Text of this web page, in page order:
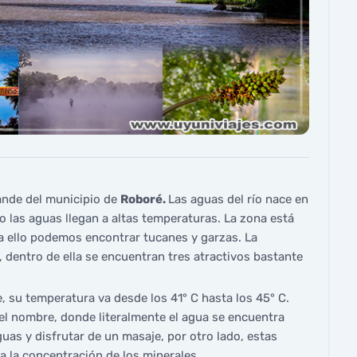
del municipio de Roboré. Las aguas del río nace en
aguas llegan a altas temperaturas. La zona está
ello podemos encontrar tucanes y garzas. La
de ella se encuentran tres atractivos bastante
temperatura va desde los 41° C hasta los 45° C.
nombre, donde literalmente el agua se encuentra
y disfrutar de un masaje, por otro lado, estas